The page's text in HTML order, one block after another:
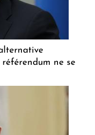
ne se